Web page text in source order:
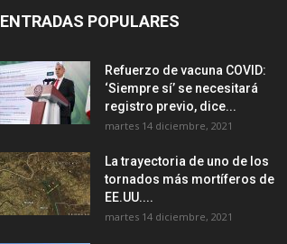
ENTRADAS POPULARES
Refuerzo de vacuna COVID:
‘Siempre sí’ se necesitará
registro previo, dice...
martes 14 diciembre, 2021
La trayectoria de uno de los
tornados más mortíferos de
EE.UU....
martes 14 diciembre, 2021